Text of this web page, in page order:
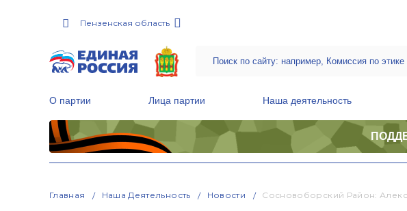
Пензенская область
О партии Лица партии Наша деятельность
Главная Наша Деятельность Новости Сосновоборский Район: